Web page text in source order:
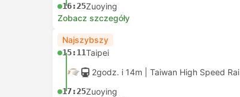
16:25Zuoying
Zobacz szczegóły
Najszybszy
15:11Taipei
2godz. i 14m | Taiwan High Speed Rail
17:25Zuoying